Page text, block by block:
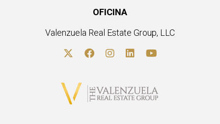
OFICINA
Valenzuela Real Estate Group, LLC